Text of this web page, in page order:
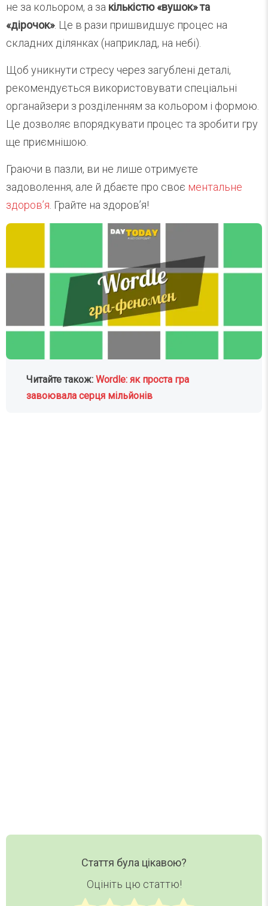
не за кольором, а за кількістю «вушок» та
«дірочок». Це в рази пришвидшує процес на
складних ділянках (наприклад, на небі).
Щоб уникнути стресу через загублені деталі,
рекомендується використовувати спеціальні
органайзери з розділенням за кольором і формою.
Це дозволяє впорядкувати процес та зробити гру
ще приємнішою.
Граючи в пазли, ви не лише отримуєте
задоволення, але й дбаєте про своє ментальне
здоров’я. Грайте на здоровʼя!
Читайте також:Wordle: як проста гра
завоювала серця мільйонів
Стаття була цікавою?
Оцініть цю статтю!